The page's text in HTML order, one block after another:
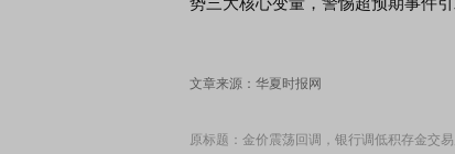
文章来源：华夏时报网
原标题：金价震荡回调，银行调低积存金交